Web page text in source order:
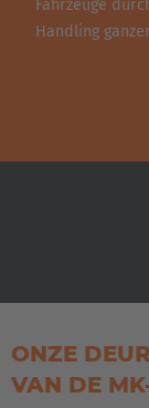
Fahrzeuge
Handling
ONZE
VAN DE